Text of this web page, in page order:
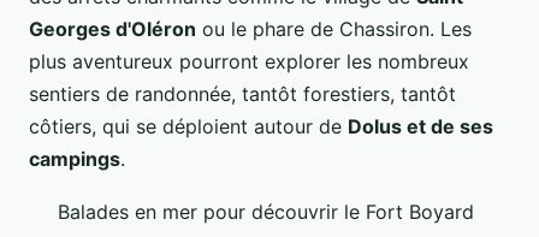
Georges d'Oléron ou le phare de Chassiron. Les
plus aventureux pourront explorer les nombreux
sentiers de randonnée, tantôt forestiers, tantôt
côtiers, qui se déploient autour de Dolus et de ses
campings.
Balades en mer pour découvrir le Fort Boyard